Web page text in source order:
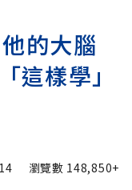
的大腦
這樣學」
瀏覽數 148,850+